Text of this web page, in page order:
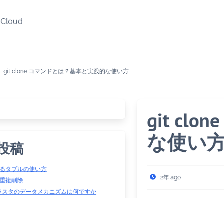
git clone コマンドとは？基本と実践的な使い方
稿
タプルの使い方
複削除
タのデータメカニズムは何ですか
git
な使い
2年 ago